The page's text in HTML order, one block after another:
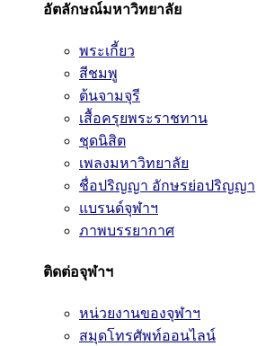
อัตลักษณ์มหาวิทยาลัย
พระเกี้ยว
สีชมพู
ต้นจามจุรี
เสื้อครุยพระราชทาน
ชุดนิสิต
เพลงมหาวิทยาลัย
ชื่อปริญญา อักษรย่อปริญญา
แบรนด์จุฬาฯ
ภาพบรรยากาศ
ติดต่อจุฬาฯ
หน่วยงานของจุฬาฯ
สมุดโทรศัพท์ออนไลน์